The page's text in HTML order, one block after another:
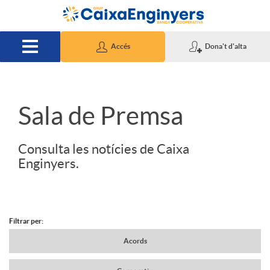
Salta al contingut principal
Accés Dona't d'alta
S
d
Sala de Premsa
Consulta les notícies de Caixa
Enginyers.
N
Filtrar per:
Acords